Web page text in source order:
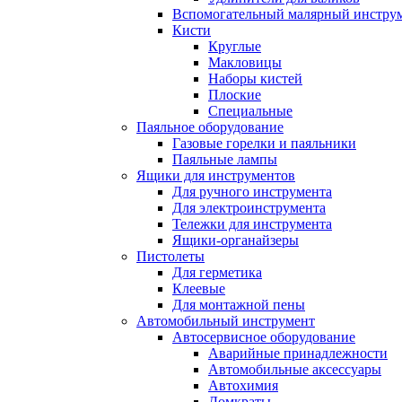
Вспомогательный малярный
Кисти
Круглые
Макловицы
Наборы кистей
Плоские
Специальные
Паяльное оборудование
Газовые горелки и паяльники
Паяльные лампы
Ящики для инструментов
Для ручного инструмента
Для электроинструмента
Тележки для инструмента
Ящики-органайзеры
Пистолеты
Для герметика
Клеевые
Для монтажной пены
Автомобильный инструмент
Автосервисное оборудование
Аварийные принадлежности
Автомобильные аксессуары
Автохимия